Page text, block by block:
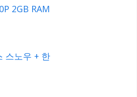
2GB RAM
스노우 + 한